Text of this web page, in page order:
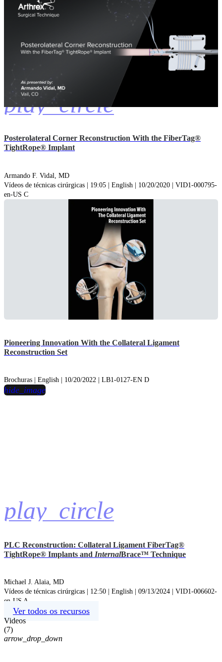
play_circle
Posterolateral Corner Reconstruction With the FiberTag®
TightRope® Implant
Armando F. Vidal, MD
Vídeos de técnicas cirúrgicas | 19:05 | English | 10/20/2020 | VID1-000795-
en-US C
Pioneering Innovation With the Collateral Ligament
Reconstruction Set
Brochuras | English | 10/20/2022 | LB1-0127-EN D
play_circle
hide_image
PLC Reconstruction: Collateral Ligament FiberTag®
TightRope® Implants and InternalBrace™ Technique
Michael J. Alaia, MD
Vídeos de técnicas cirúrgicas | 12:50 | English | 09/13/2024 | VID1-006602-
en-US A
Ver todos os recursos
Videos
(7)
arrow_drop_down